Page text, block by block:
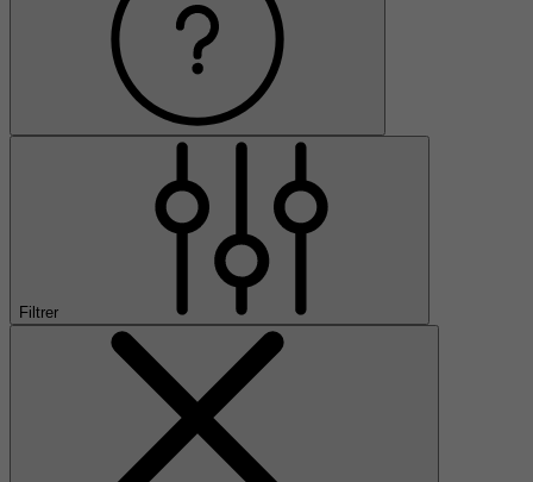
Filtrer